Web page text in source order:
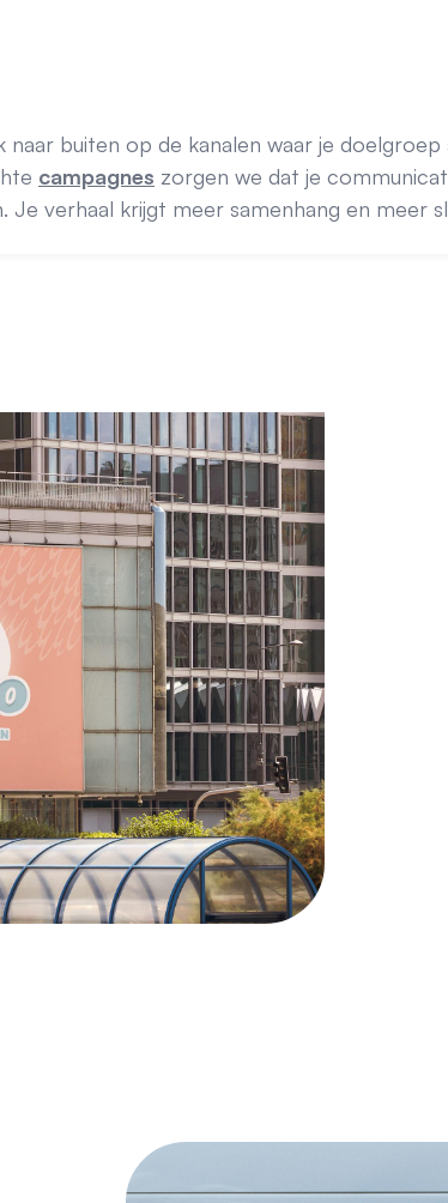
buiten op de kanalen waar je
campagnes zorgen we dat je
Je verhaal krijgt meer samenhang en meer